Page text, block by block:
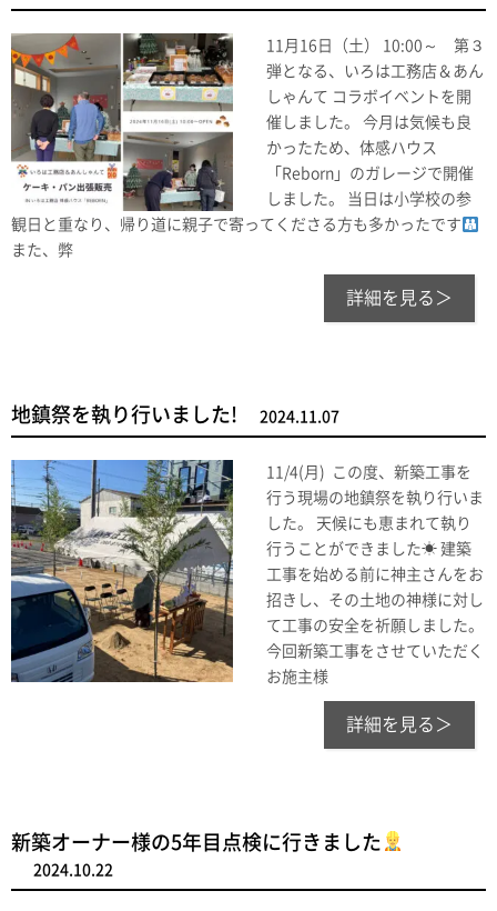
11月16日（土） 10:00～ 第３
弾となる、いろは工務店＆あん
しゃんて コラボイベントを開
催しました。 今月は気候も良
かったため、体感ハウス
「Reborn」のガレージで開催
しました。 当日は小学校の参
観日と重なり、帰り道に親子で寄ってくださる方も多かったです
また、弊
詳細を見る＞
地鎮祭を執り行いました! 2024.11.07
11/4(月) この度、新築工事を
行う現場の地鎮祭を執り行いま
した。 天候にも恵まれて執り
行うことができました☀ 建築
工事を始める前に神主さんをお
招きし、その土地の神様に対し
て工事の安全を祈願しました。
今回新築工事をさせていただく
お施主様
詳細を見る＞
新築オーナー様の5年目点検に行きました
2024.10.22